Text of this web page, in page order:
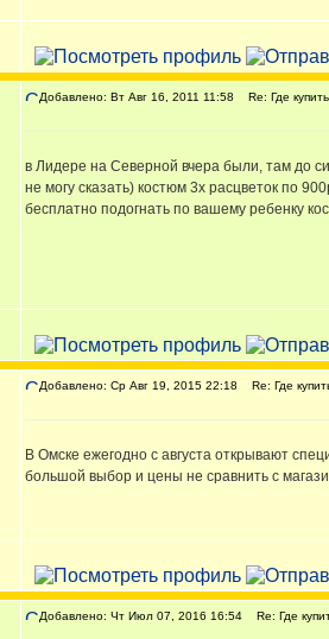
Добавлено: Вт Авг 16, 2011 11:58 Re: Где
в Лидере на Северной вчера были, там до
не могу сказать) костюм 3х расцветок по
бесплатно подогнать по вашему ребенку
Добавлено: Ср Авг 19, 2015 22:18 Re: Где
В Омске ежегодно с августа открывают
большой выбор и цены не сравнить с
Добавлено: Чт Июл 07, 2016 16:54 Re: Где